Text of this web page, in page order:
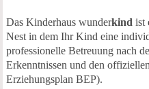
Das Kinderhaus wunderkind ist
Nest in dem Ihr Kind eine
professionelle Betreuung nach
Erkenntnissen und den
Erziehungsplan BEP).